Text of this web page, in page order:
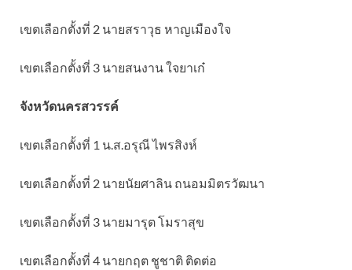
เขตเลือกตั้งที่ 2 นายสราวุธ หาญเมืองใจ
เขตเลือกตั้งที่ 3 นายสนงาน ใจยาเก๋
จังหวัดนครสวรรค์
เขตเลือกตั้งที่ 1 น.ส.อรุณี ไพรสิงห์
เขตเลือกตั้งที่ 2 นายนัยศาลิน ถนอมมิตรวัฒนา
เขตเลือกตั้งที่ 3 นายมารุต โมราสุข
เขตเลือกตั้งที่ 4 นายกฤต ชูชาติ ติดต่อ